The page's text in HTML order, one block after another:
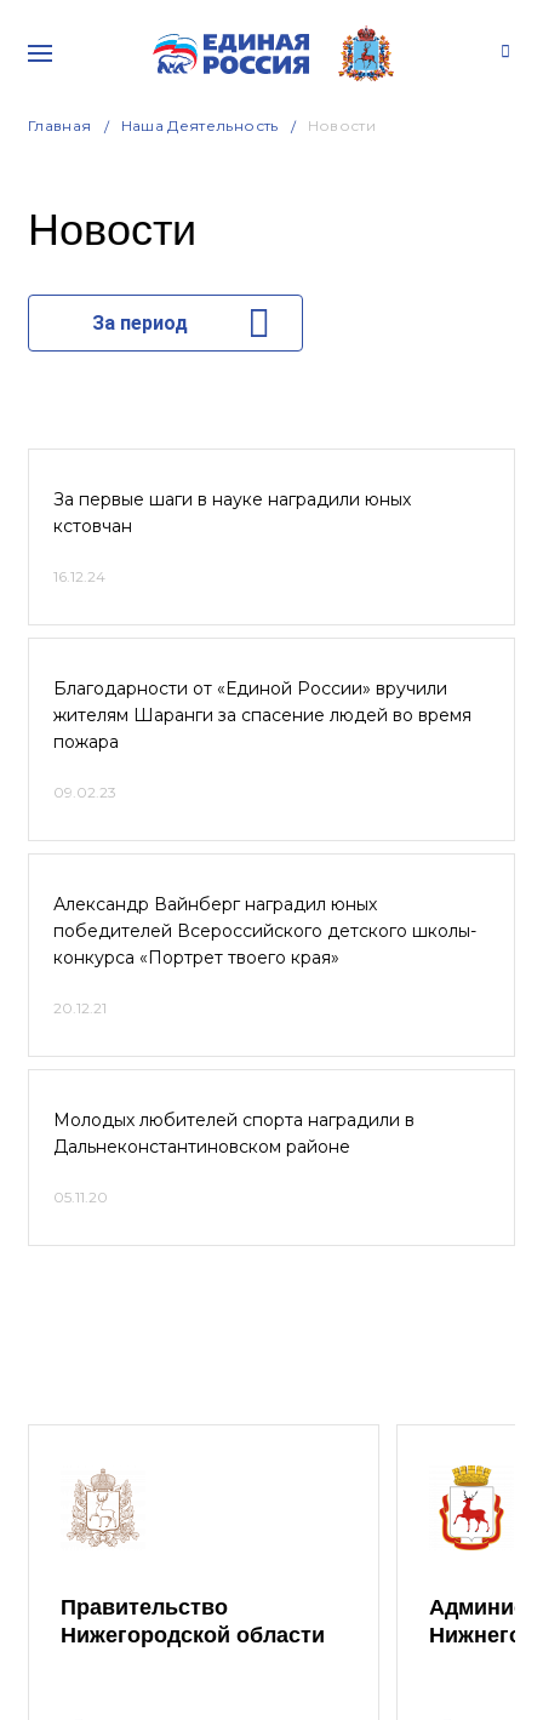
Главная Наша Деятельность Новости
Новости
За период
За первые шаги в науке наградили юных
кстовчан
16.12.24
Благодарности от «Единой России» вручили
жителям Шаранги за спасение людей во время
пожара
09.02.23
Александр Вайнберг наградил юных
победителей Всероссийского детского школы-
конкурса «Портрет твоего края»
20.12.21
Молодых любителей спорта наградили в
Дальнеконстантиновском районе
05.11.20
Правительство
Нижегородской области
Нижнего